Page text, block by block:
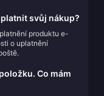
svůj nákup?
produktu e-
o uplatnění
Co mám